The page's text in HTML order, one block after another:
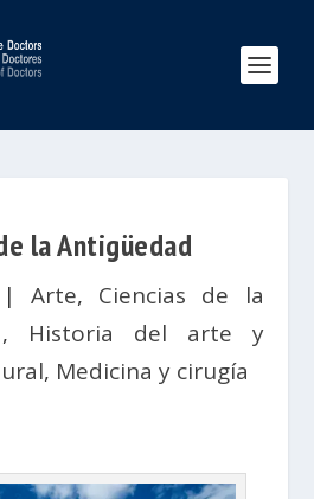
la Antigüedad
|Arte, Ciencias de la
, Historia del arte y
, Medicina y cirugía